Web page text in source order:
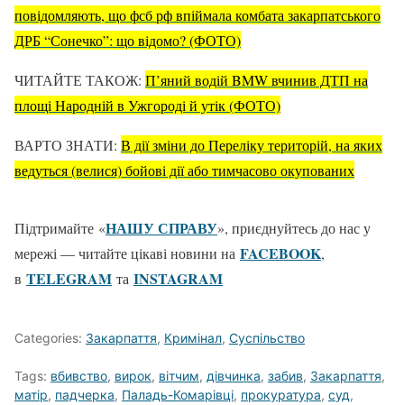
повідомляють, що фсб рф впіймала комбата закарпатського
ДРБ “Сонечко”: що відомо? (ФОТО)
ЧИТАЙТЕ ТАКОЖ: П’яний водій BMW вчинив ДТП на
площі Народній в Ужгороді й утік (ФОТО)
ВАРТО ЗНАТИ: В дії зміни до Переліку територій, на яких
ведуться (велися) бойові дії або тимчасово окупованих
Підтримайте «НАШУ СПРАВУ», приєднуйтесь до нас у
мережі — читайте цікаві новини на FACEBOOK,
в TELEGRAM та ІNSTAGRAM
Categories: Закарпаття, Кримінал, Суспільство
Tags: вбивство, вирок, вітчим, дівчинка, забив, Закарпаття,
матір, падчерка, Паладь-Комарівці, прокуратура, суд,